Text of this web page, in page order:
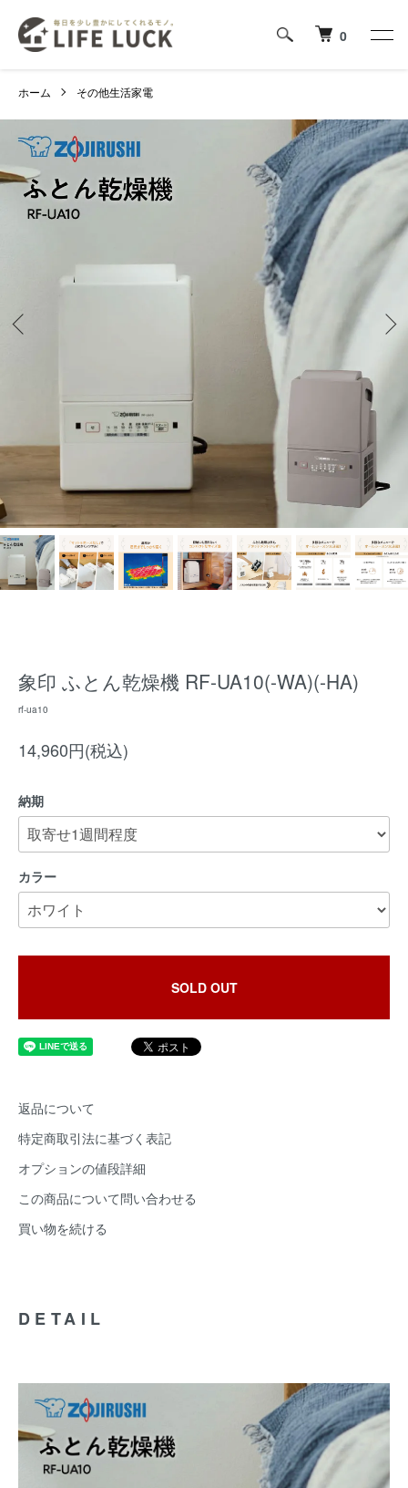
0
ホーム その他生活家電
象印 ふとん乾燥機 RF-UA10(-WA)(-HA)
rf-ua10
14,960円(税込)
納期
カラー
SOLD OUT
返品について
特定商取引法に基づく表記
オプションの値段詳細
この商品について問い合わせる
買い物を続ける
DETAIL